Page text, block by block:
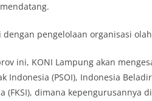
dengan pengelolaan organisasi
ini, KONI Lampung akan
Indonesia (PSOI), Indonesia
(FKSI), dimana kepengurusannya